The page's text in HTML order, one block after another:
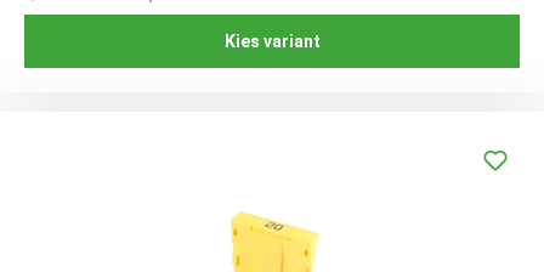
Kies variant